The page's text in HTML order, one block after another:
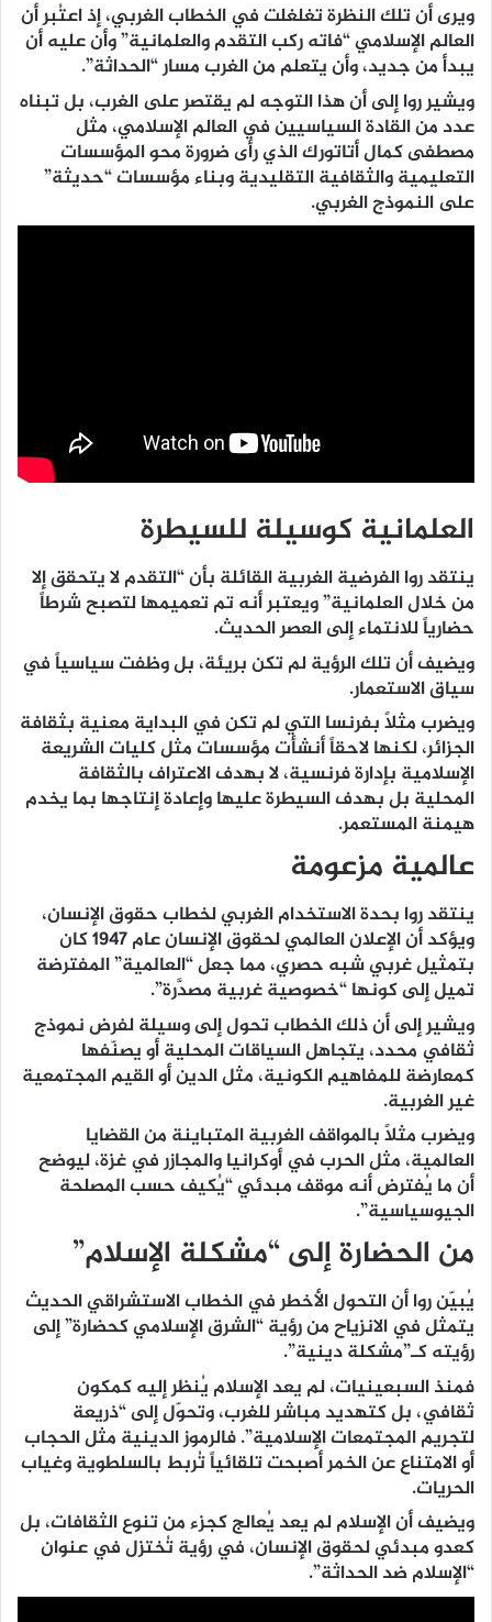
ويرى أن تلك النظرة تغلغلت في الخطاب الغربي، إذ اعتُبر أن
العالم الإسلامي “فاته ركب التقدم والعلمانية” وأن عليه أن
يبدأ من جديد، وأن يتعلم من الغرب مسار “الحداثة”.
ويشير روا إلى أن هذا التوجه لم يقتصر على الغرب، بل تبناه
عدد من القادة السياسيين في العالم الإسلامي، مثل
مصطفى كمال أتاتورك الذي رأى ضرورة محو المؤسسات
التعليمية والثقافية التقليدية وبناء مؤسسات “حديثة”
على النموذج الغربي.
العلمانية كوسيلة للسيطرة
ينتقد روا الفرضية الغربية القائلة بأن “التقدم لا يتحقق إلا
من خلال العلمانية” ويعتبر أنه تم تعميمها لتصبح شرطاً
حضارياً للانتماء إلى العصر الحديث.
ويضيف أن تلك الرؤية لم تكن بريئة، بل وظفت سياسياً في
سياق الاستعمار.
ويضرب مثلاً بفرنسا التي لم تكن في البداية معنية بثقافة
الجزائر، لكنها لاحقاً أنشأت مؤسسات مثل كليات الشريعة
الإسلامية بإدارة فرنسية، لا بهدف الاعتراف بالثقافة
المحلية بل بهدف السيطرة عليها وإعادة إنتاجها بما يخدم
هيمنة المستعمر.
عالمية مزعومة
ينتقد روا بحدة الاستخدام الغربي لخطاب حقوق الإنسان،
ويؤكد أن الإعلان العالمي لحقوق الإنسان عام 1947 كان
بتمثيل غربي شبه حصري، مما جعل “العالمية” المفترضة
تميل إلى كونها “خصوصية غربية مصدَّرة”.
ويشير إلى أن ذلك الخطاب تحول إلى وسيلة لفرض نموذج
ثقافي محدد، يتجاهل السياقات المحلية أو يصنّفها
كمعارضة للمفاهيم الكونية، مثل الدين أو القيم المجتمعية
غير الغربية.
ويضرب مثلاً بالمواقف الغربية المتباينة من القضايا
العالمية، مثل الحرب في أوكرانيا والمجازر في غزة، ليوضح
أن ما يُفترض أنه موقف مبدئي “يُكيف حسب المصلحة
الجيوسياسية”.
من الحضارة إلى “مشكلة الإسلام”
يُبيّن روا أن التحول الأخطر في الخطاب الاستشراقي الحديث
يتمثل في الانزياح من رؤية “الشرق الإسلامي كحضارة” إلى
رؤيته كـ”مشكلة دينية”.
فمنذ السبعينيات، لم يعد الإسلام يُنظر إليه كمكون
ثقافي، بل كتهديد مباشر للغرب، وتحوّل إلى “ذريعة
لتجريم المجتمعات الإسلامية”. فالرموز الدينية مثل الحجاب
أو الامتناع عن الخمر أصبحت تلقائياً تُربط بالسلطوية وغياب
الحريات.
ويضيف أن الإسلام لم يعد يُعالج كجزء من تنوع الثقافات، بل
كعدو مبدئي لحقوق الإنسان، في رؤية تُختزل في عنوان
“الإسلام ضد الحداثة”.